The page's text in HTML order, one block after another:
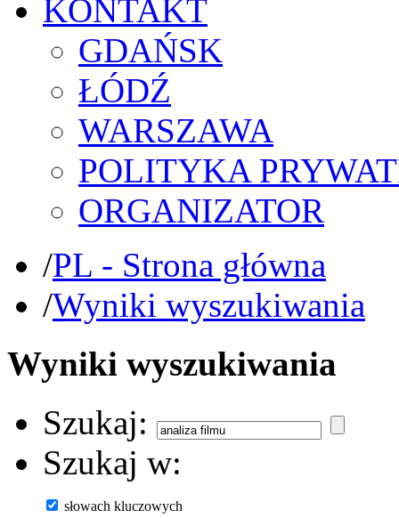
KONTAKT
GDAŃSK
ŁÓDŹ
WARSZAWA
POLITYKA
ORGANIZATOR
/PL - Strona główna
/Wyniki wyszukiwania
Wyniki wyszukiwania
Szukaj:
Szukaj w:
słowach kluczowych